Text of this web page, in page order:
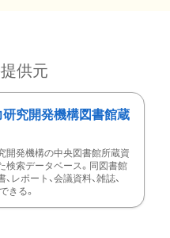
供元
研究開発機構図書館蔵
開発機構の中央図書館所蔵資
検索データベース。同図書館
レポート、会議資料、雑誌、
きる。